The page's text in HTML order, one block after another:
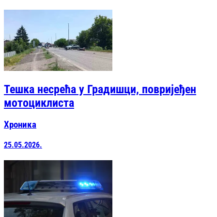
Тешка несрећа у Градишци, повријеђен
мотоциклиста
Хроника
25.05.2026.